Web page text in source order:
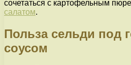
сочетаться с картофельным
салатом.
Польза сельди под
соусом